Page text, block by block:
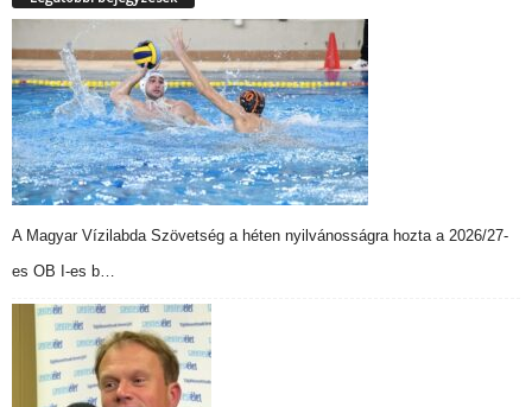
A Magyar Vízilabda Szövetség a héten nyilvánosságra hozta a 2026/27-
es OB I-es b…